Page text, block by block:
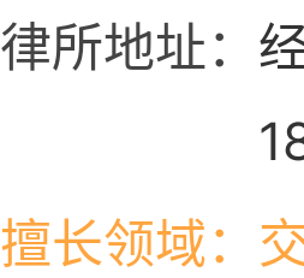
律所地址：
擅长领域：